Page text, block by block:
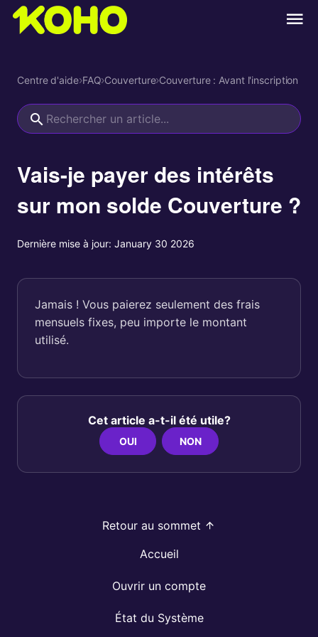
Centre d'aide›FAQ›Couverture›Couverture : Avant l'inscription
Vais-je payer des intérêts
sur mon solde Couverture ?
Dernière mise à jour: January 30 2026
Jamais ! Vous paierez seulement des frais
mensuels fixes, peu importe le montant
utilisé.
Cet article a-t-il été utile?
OUI NON
Retour au sommet
Accueil
Ouvrir un compte
État du Système